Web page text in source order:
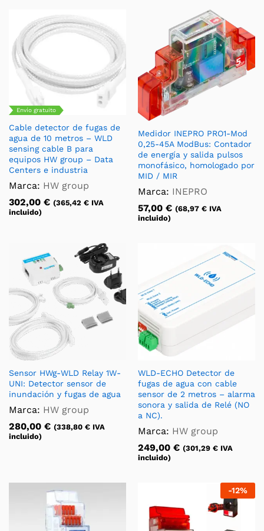
Envío gratuito
Cable detector de fugas de
agua de 10 metros – WLD
sensing cable B para
equipos HW group – Data
Centers e industria
Marca: HW group
302,00 € (365,42 € IVA
incluido)
Medidor INEPRO PRO1-Mod
0,25-45A ModBus: Contador
de energía y salida pulsos
monofásico, homologado por
MID / MIR
Marca: INEPRO
57,00 € (68,97 € IVA
incluido)
Sensor HWg-WLD Relay 1W-
UNI: Detector sensor de
inundación y fugas de agua
Marca: HW group
280,00 € (338,80 € IVA
incluido)
WLD-ECHO Detector de
fugas de agua con cable
sensor de 2 metros – alarma
sonora y salida de Relé (NO
a NC).
Marca: HW group
249,00 € (301,29 € IVA
incluido)
-12%